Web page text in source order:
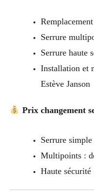
Serrure
Serrure haute
Installation et
Estève Janson
Prix changement
Serrure
Multipoints :
Haute